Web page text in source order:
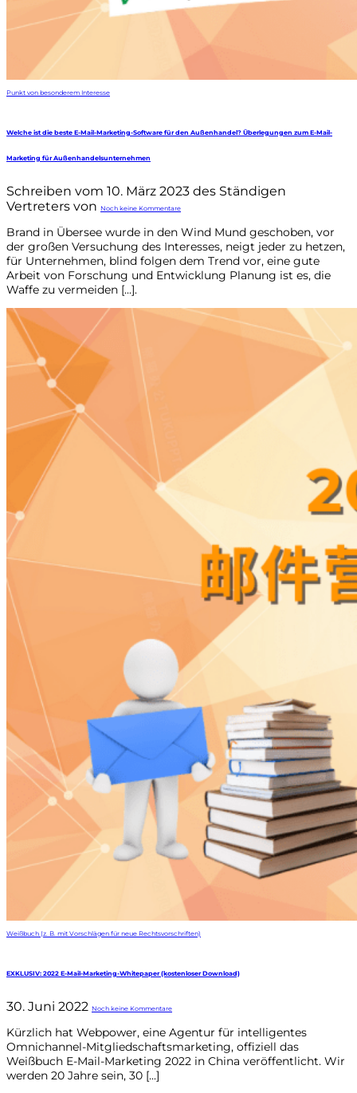
Punkt von besonderem Interesse
Welche ist die beste E-Mail-Marketing-Software für den Außenhandel? Überlegungen zum E-Mail-
Marketing für Außenhandelsunternehmen
Schreiben vom 10. März 2023 des Ständigen
Vertreters von Noch keine Kommentare
Brand in Übersee wurde in den Wind Mund geschoben, vor
der großen Versuchung des Interesses, neigt jeder zu hetzen,
für Unternehmen, blind folgen dem Trend vor, eine gute
Arbeit von Forschung und Entwicklung Planung ist es, die
Waffe zu vermeiden [...].
Weißbuch (z. B. mit Vorschlägen für neue Rechtsvorschriften)
EXKLUSIV: 2022 E-Mail-Marketing-Whitepaper (kostenloser Download)
30. Juni 2022 Noch keine Kommentare
Kürzlich hat Webpower, eine Agentur für intelligentes
Omnichannel-Mitgliedschaftsmarketing, offiziell das
Weißbuch E-Mail-Marketing 2022 in China veröffentlicht. Wir
werden 20 Jahre sein, 30 [...]